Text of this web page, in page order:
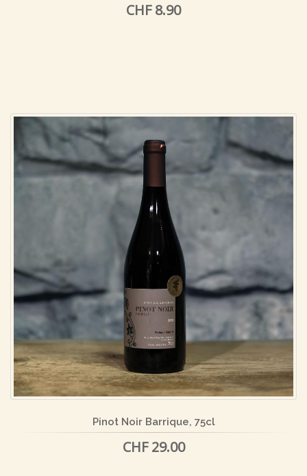
CHF 8.90
Pinot Noir Barrique, 75cl
CHF 29.00